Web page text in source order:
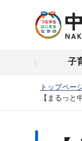
の
子
トップペー
【まるっ